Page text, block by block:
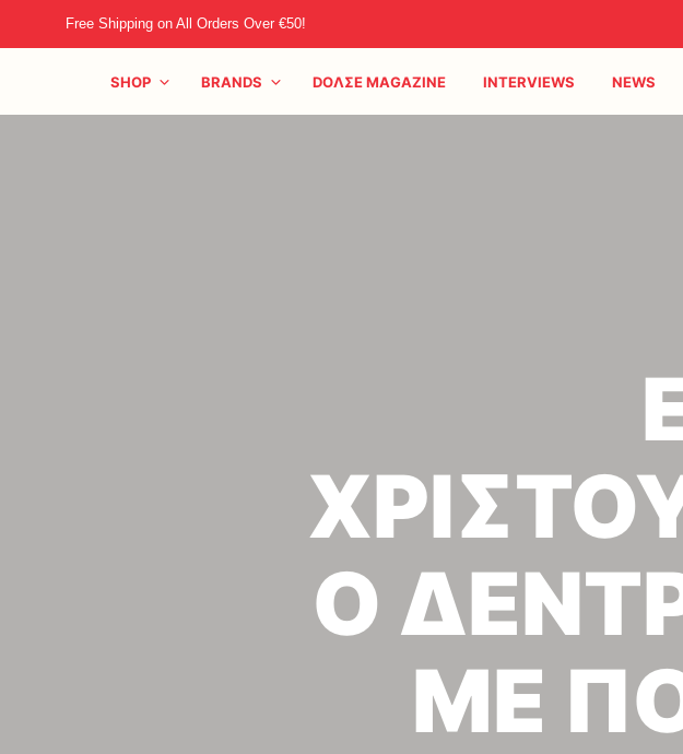
Free Shipping on All Orders Over €50!
SHOP BRANDS DOΛΣE MAGAZINE INTERVIEWS NEWS
Ο
ΜΕ